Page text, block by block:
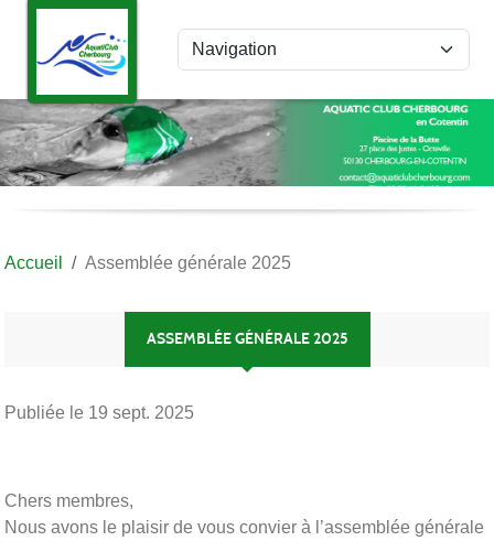
Accueil Assemblée générale 2025
ASSEMBLÉE GÉNÉRALE 2025
Publiée le 19 sept. 2025
Chers membres,
Nous avons le plaisir de vous convier à l’assemblée générale
Panneau de gestion des cookies